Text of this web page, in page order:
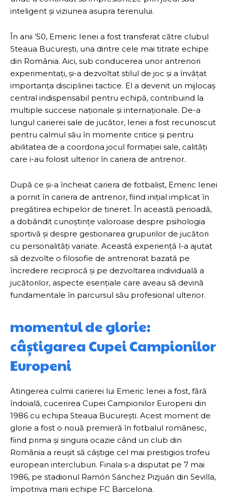
inteligent și viziunea asupra terenului.
În anii ’50, Emeric Ienei a fost transferat către clubul
Steaua București, una dintre cele mai titrate echipe
din România. Aici, sub conducerea unor antrenori
experimentați, și-a dezvoltat stilul de joc și a învățat
importanța disciplinei tactice. El a devenit un mijlocaș
central indispensabil pentru echipă, contribuind la
multiple succese naționale și internaționale. De-a
lungul carierei sale de jucător, Ienei a fost recunoscut
pentru calmul său în momente critice și pentru
abilitatea de a coordona jocul formației sale, calități
care i-au folosit ulterior în cariera de antrenor.
După ce și-a încheiat cariera de fotbalist, Emeric Ienei
a pornit în cariera de antrenor, fiind inițial implicat în
pregătirea echipelor de tineret. În această perioadă,
a dobândit cunoștințe valoroase despre psihologia
sportivă și despre gestionarea grupurilor de jucători
cu personalități variate. Această experiență l-a ajutat
să dezvolte o filosofie de antrenorat bazată pe
încredere reciprocă și pe dezvoltarea individuală a
jucătorilor, aspecte esențiale care aveau să devină
fundamentale în parcursul său profesional ulterior.
momentul de glorie:
câștigarea Cupei Campionilor
Europeni
Atingerea culmii carierei lui Emeric Ienei a fost, fără
îndoială, cucerirea Cupei Campionilor Europeni din
1986 cu echipa Steaua București. Acest moment de
glorie a fost o nouă premieră în fotbalul românesc,
fiind prima și singura ocazie când un club din
România a reușit să câștige cel mai prestigios trofeu
european intercluburi. Finala s-a disputat pe 7 mai
1986, pe stadionul Ramón Sánchez Pizjuán din Sevilla,
împotriva marii echipe FC Barcelona.